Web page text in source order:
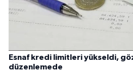
Esnaf kredi limitleri yükseldi,
düzenlemede